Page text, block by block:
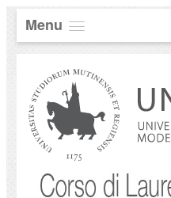
Menu